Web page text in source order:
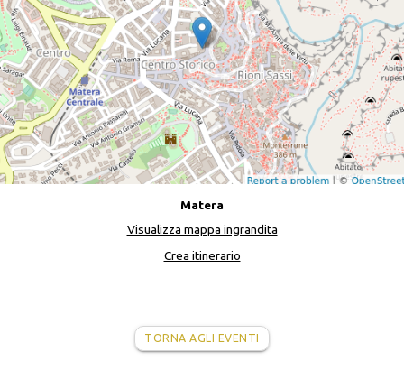
Matera
Visualizza mappa ingrandita
Crea itinerario
TORNA AGLI EVENTI